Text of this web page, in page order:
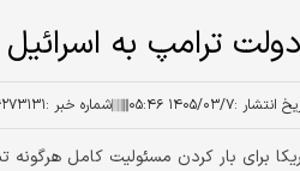
ترامپ به
انتشار :۱۴۰۵/۰۳/۷ ۰۵:۴۶ شماره خبر :
برای بار کردن مسئولیت کامل